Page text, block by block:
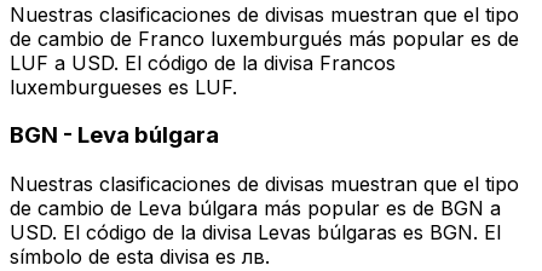
Nuestras clasificaciones de divisas muestran que el tipo
de cambio de Franco luxemburgués más popular es de
LUF a USD. El código de la divisa Francos
luxemburgueses es LUF.
BGN - Leva búlgara
Nuestras clasificaciones de divisas muestran que el tipo
de cambio de Leva búlgara más popular es de BGN a
USD. El código de la divisa Levas búlgaras es BGN. El
símbolo de esta divisa es лв.